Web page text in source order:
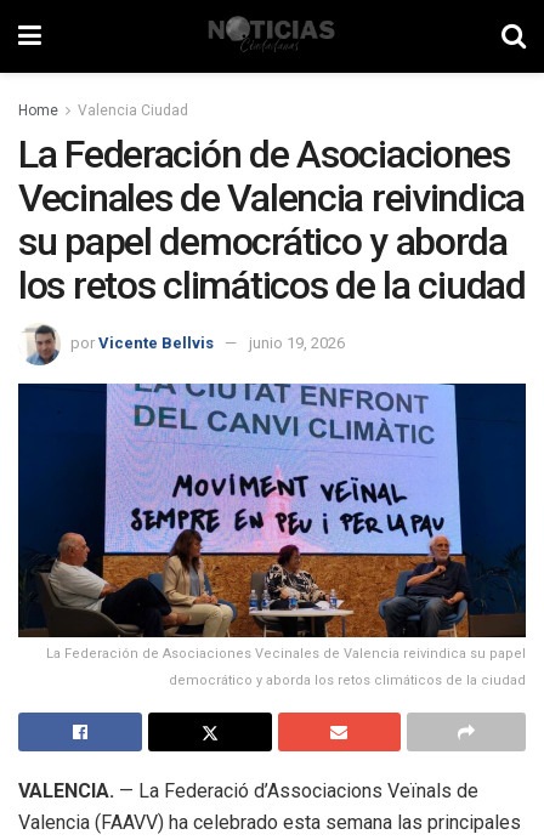
Home Valencia Ciudad
La Federación de Asociaciones
Vecinales de Valencia reivindica
su papel democrático y aborda
los retos climáticos de la ciudad
por Vicente Bellvis junio 19, 2026
La Federación de Asociaciones Vecinales de Valencia reivindica su papel
democrático y aborda los retos climáticos de la ciudad
VALENCIA. — La Federació d’Associacions Veïnals de
Valencia (FAAVV) ha celebrado esta semana las principales